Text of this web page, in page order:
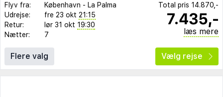
Flyv fra: København - La Palma
Udrejse:
fre 23 okt 21:15
Retur:
lør 31 okt 19:30
Nætter:
7
Total pris 14.870,-
7.435,-
læs mere
Flere valg Vælg rejse